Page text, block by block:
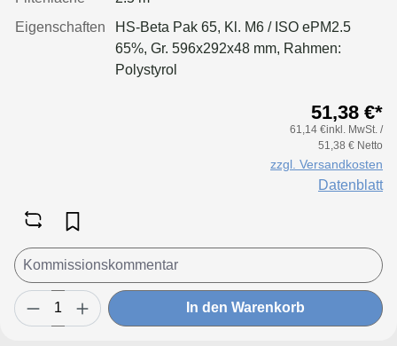
Eigenschaften
HS-Beta Pak 65, Kl. M6 / ISO ePM2.5
65%, Gr. 596x292x48 mm, Rahmen:
Polystyrol
51,38 €*
61,14 €inkl. MwSt. /
51,38 € Netto
zzgl. Versandkosten
Datenblatt
In den Warenkorb